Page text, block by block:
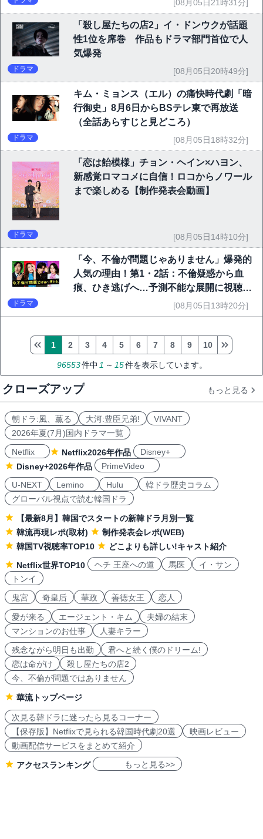
[08月05日21時31分]
「殺し屋たちの店2」イ・ドンウクが話題
性1位を席巻 作品もドラマ部門首位で人
気爆発
ドラマ [08月05日20時49分]
キム・ミョンス（エル）の痛快時代劇「暗
行御史」8月6日からBSテレ東で再放送
（全話あらすじと見どころ）
ドラマ [08月05日18時32分]
「恋は飴模様」チョン・ヘイン×ハヨン、
新感覚ロマコメに自信！ロコからノワール
まで楽しめる【制作発表会動画】
ドラマ [08月05日14時10分]
「今、不倫が問題じゃありません」爆発的
人気の理由！第1・2話：不倫疑惑から血
痕、ひき逃げへ…予測不能な展開に視聴者
ドラマ [08月05日13時20分]
96553件中 1 ～ 15件を表示しています。
1 2 3 4 5 6 7 8 9 10
クローズアップ もっと見る
朝ドラ:風、薫る 大河:豊臣兄弟!
VIVANT
2026年夏(7月)国内ドラマ一覧
Netflix
Netflix2026年作品
Disney+
Disney+2026年作品
PrimeVideo
U-NEXT
Lemino Hulu
韓ドラ歴史コラム
グローバル視点で読む韓国ドラ
【最新8月】韓国でスタートの新韓ドラ月別一覧
韓流再現レポ(取材)
制作発表会レポ(WEB)
韓国TV視聴率TOP10
どこよりも詳しい!キャスト紹介
Netflix世界TOP10
ヘチ 王座への道 馬医
イ・サン
トンイ
鬼宮
奇皇后 華政 善徳女王 恋人
愛が来る エージェント・キム
夫婦の結末
マンションのお仕事
人妻キラー
残念ながら明日も出勤
君へと続く僕のドリーム!
恋は命がけ
殺し屋たちの店2
今、不倫が問題ではありません
華流トップページ
次見る韓ドラに迷ったら見るコーナー
【保存版】Netflixで見られる韓国時代劇20選
映画レビュー
動画配信サービスをまとめて紹介
アクセスランキング もっと見る>>